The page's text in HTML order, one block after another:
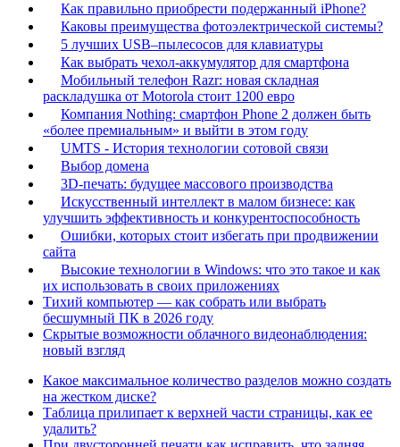
Как правильно приобрести подержанный iPhone?
Каковы преимущества фотоэлектрической системы?
5 лучших USB–пылесосов для клавиатуры
Как выбрать чехол-аккумулятор для смартфона
Мобильный телефон Razr: новая складная
раскладушка от Motorola стоит 1200 евро
Компания Nothing: смартфон Phone 2 должен быть
«более премиальным» и выйти в этом году
UMTS - История технологии сотовой связи
Выбор домена
3D-печать: будущее массового производства
Искусственный интеллект в малом бизнесе: как
улучшить эффективность и конкурентоспособность
Ошибки, которых стоит избегать при продвижении
сайта
Высокие технологии в Windows: что это такое и как
их использовать в своих приложениях
Тихий компьютер — как собрать или выбрать
бесшумный ПК в 2026 году
Скрытые возможности облачного видеонаблюдения:
новый взгляд
Какое максимальное количество разделов можно создать
на жестком диске?
Таблица прилипает к верхней части страницы, как ее
удалить?